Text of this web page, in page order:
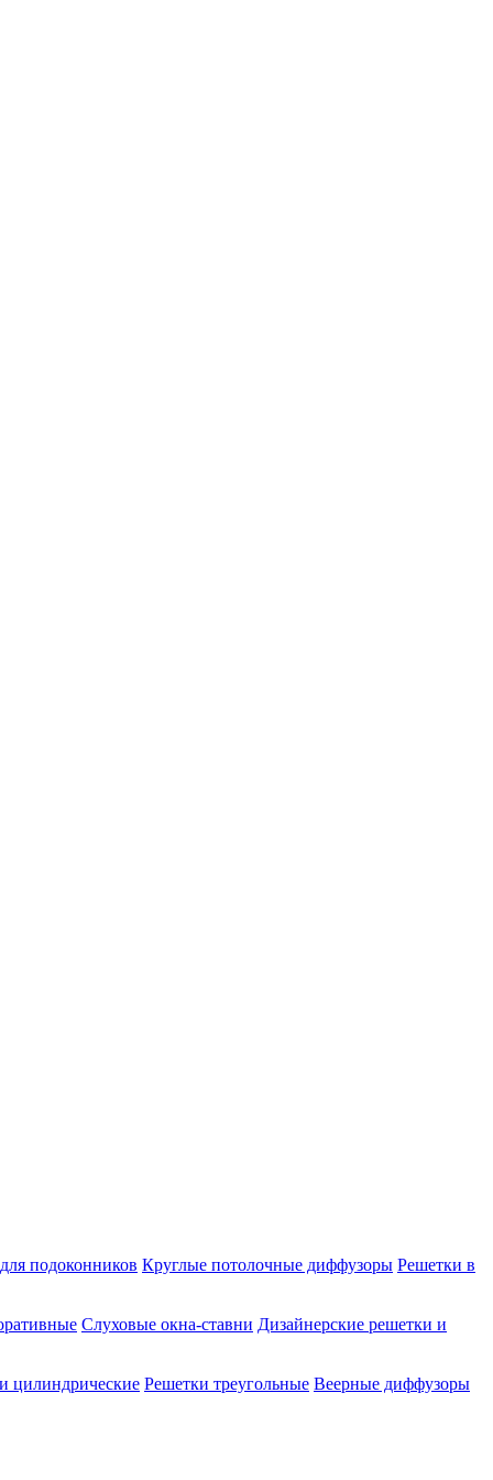
подоконников Круглые потолочные диффузоры Решетки в
Слуховые окна-ставни Дизайнерские решетки и
цилиндрические Решетки треугольные Веерные диффузоры